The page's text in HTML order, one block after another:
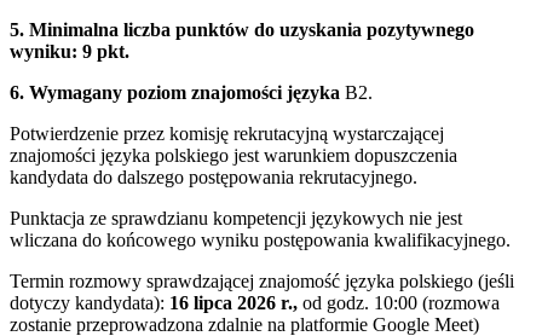
5. Minimalna liczba punktów do uzyskania pozytywnego
wyniku: 9 pkt.
6. Wymagany poziom znajomości języka B2.
Potwierdzenie przez komisję rekrutacyjną wystarczającej
znajomości języka polskiego jest warunkiem dopuszczenia
kandydata do dalszego postępowania rekrutacyjnego.
Punktacja ze sprawdzianu kompetencji językowych nie jest
wliczana do końcowego wyniku postępowania kwalifikacyjnego.
Termin rozmowy sprawdzającej znajomość języka polskiego (jeśli
dotyczy kandydata): 16 lipca 2026 r., od godz. 10:00 (rozmowa
zostanie przeprowadzona zdalnie na platformie Google Meet)